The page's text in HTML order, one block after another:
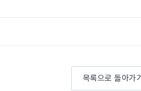
목록으로 돌아가기